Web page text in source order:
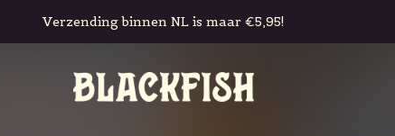
Gratis in-store pickup & retour